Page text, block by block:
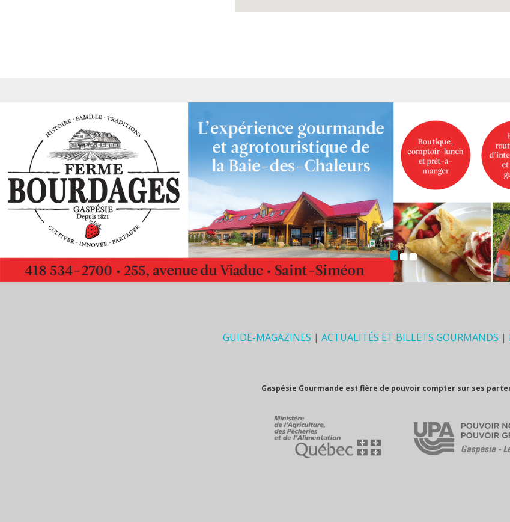
GUIDE-MAGAZINES | ACTUALITÉS ET BILLETS GOURMANDS |
Gaspésie Gourmande est fière de pouvoir compter sur ses